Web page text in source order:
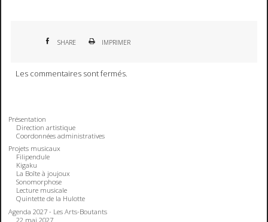
SHARE IMPRIMER
Les commentaires sont fermés.
Présentation
Direction artistique
Coordonnées administratives
Projets musicaux
Filipendule
Kigaku
La Boîte à joujoux
Sonomorphose
Lecture musicale
Quintette de la Hulotte
Agenda 2027 - Les Arts-Boutants
22 mai 2027